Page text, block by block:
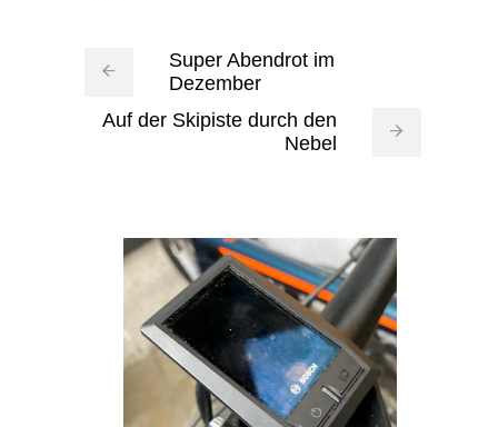
Super Abendrot im
Dezember
Auf der Skipiste durch den
Nebel